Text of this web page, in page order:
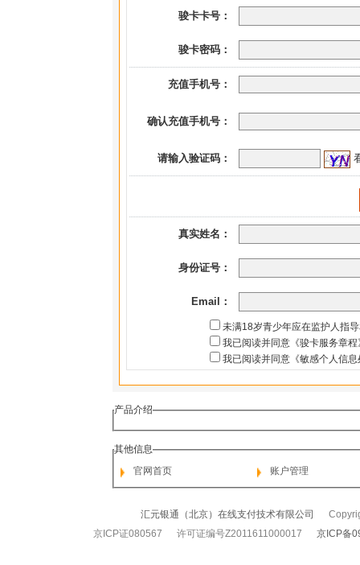
骏卡卡号：
骏卡密码：
充值手机号：
确认充值手机号：
请输入验证码：
真实姓名：
身份证号：
Email：
未满18岁青少年应在监护人指
我已阅读并同意《骏卡服务章程
我已阅读并同意《敏感个人信
产品介绍
其他信息
官网首页
账户管理
汇元银通（北京）在线支付技术有限公司
京ICP证080567 许可证编号Z2011611000017 京ICP备